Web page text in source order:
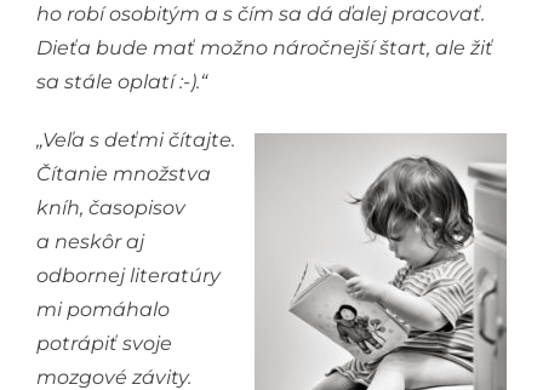
ho robí osobitým a s čím sa dá ďalej pracovať.
Dieťa bude mať možno náročnejší štart, ale žiť
sa stále oplatí :-).“
„Veľa s deťmi čítajte.
Čítanie množstva
kníh, časopisov
a neskôr aj
odbornej literatúry
mi pomáhalo
potrápiť svoje
mozgové závity.